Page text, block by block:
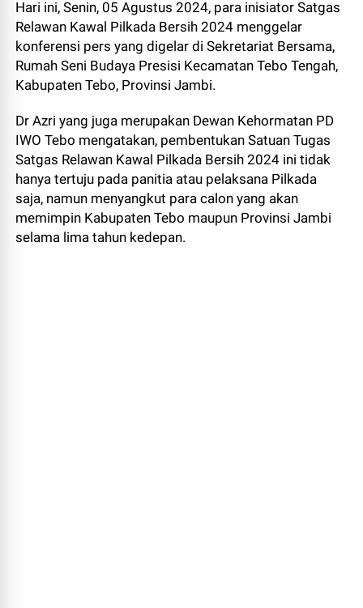
Hari ini, Senin, 05 Agustus 2024, para inisiator Satgas
Relawan Kawal Pilkada Bersih 2024 menggelar
konferensi pers yang digelar di Sekretariat Bersama,
Rumah Seni Budaya Presisi Kecamatan Tebo Tengah,
Kabupaten Tebo, Provinsi Jambi.
Dr Azri yang juga merupakan Dewan Kehormatan PD
IWO Tebo mengatakan, pembentukan Satuan Tugas
Satgas Relawan Kawal Pilkada Bersih 2024 ini tidak
hanya tertuju pada panitia atau pelaksana Pilkada
saja, namun menyangkut para calon yang akan
memimpin Kabupaten Tebo maupun Provinsi Jambi
selama lima tahun kedepan.